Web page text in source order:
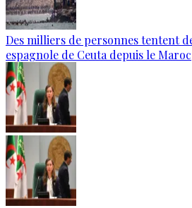
Des milliers de personnes tentent
espagnole de Ceuta depuis le Maroc